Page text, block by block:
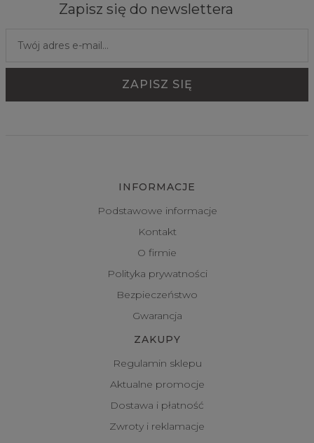
Zapisz się do newslettera
INFORMACJE
Podstawowe informacje
Kontakt
O firmie
Polityka prywatności
Bezpieczeństwo
Gwarancja
ZAKUPY
Regulamin sklepu
Aktualne promocje
Dostawa i płatność
Zwroty i reklamacje